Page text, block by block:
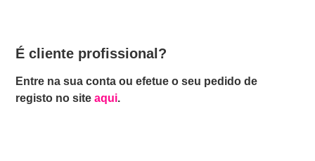
É cliente profissional?
Entre na sua conta ou efetue o seu pedido de
registo no siteaqui.